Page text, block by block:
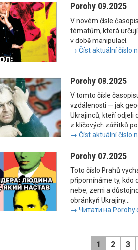
Porohy 09.2025
V novém čísle
tématům, která
v době manipulací.
→ Číst aktuální číslo
Porohy 08.2025
V tomto čísle
vzdálenosti — jak
Ukrajinců, kteří odjeli
z klíčových zážitků
→ Číst aktuální číslo
Porohy 07.2025
Toto číslo Prahů
připomínáme ty, kdo
nebe, zemi a
obránkyň Ukrajiny...
→ Читати на
1 2 3